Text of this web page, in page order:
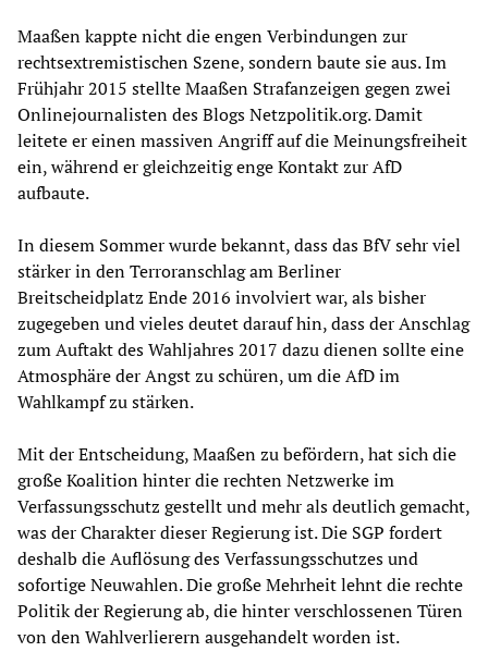
Maaßen kappte nicht die engen Verbindungen zur
rechtsextremistischen Szene, sondern baute sie aus. Im
Frühjahr 2015 stellte Maaßen Strafanzeigen gegen zwei
Onlinejournalisten des Blogs Netzpolitik.org. Damit
leitete er einen massiven Angriff auf die Meinungsfreiheit
ein, während er gleichzeitig enge Kontakt zur AfD
aufbaute.
In diesem Sommer wurde bekannt, dass das BfV sehr viel
stärker in den Terroranschlag am Berliner
Breitscheidplatz Ende 2016 involviert war, als bisher
zugegeben und vieles deutet darauf hin, dass der Anschlag
zum Auftakt des Wahljahres 2017 dazu dienen sollte eine
Atmosphäre der Angst zu schüren, um die AfD im
Wahlkampf zu stärken.
Mit der Entscheidung, Maaßen zu befördern, hat sich die
große Koalition hinter die rechten Netzwerke im
Verfassungsschutz gestellt und mehr als deutlich gemacht,
was der Charakter dieser Regierung ist. Die SGP fordert
deshalb die Auflösung des Verfassungsschutzes und
sofortige Neuwahlen. Die große Mehrheit lehnt die rechte
Politik der Regierung ab, die hinter verschlossenen Türen
von den Wahlverlierern ausgehandelt worden ist.